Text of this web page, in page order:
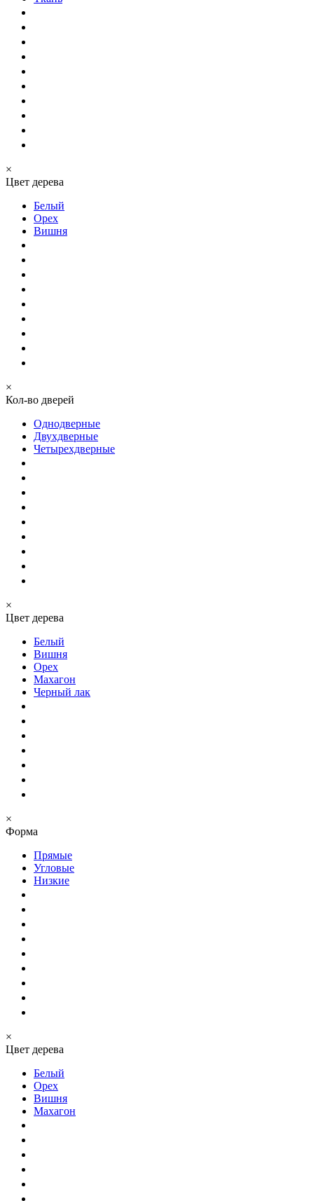
×
Цвет дерева
Белый
Орех
Вишня
×
Кол-во дверей
Однодверные
Двухдверные
Четырехдверные
×
Цвет дерева
Белый
Вишня
Орех
Махагон
Черный лак
×
Форма
Прямые
Угловые
Низкие
×
Цвет дерева
Белый
Орех
Вишня
Махагон